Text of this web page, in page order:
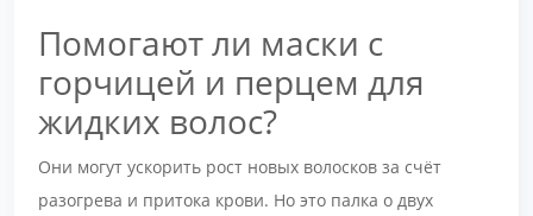
Помогают ли маски с
горчицей и перцем для
жидких волос?
Они могут ускорить рост новых волосков за счёт
разогрева и притока крови. Но это палка о двух